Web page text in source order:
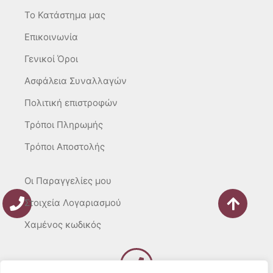
m
-
To Κατάστημα μας
Επικοινωνία
Γενικοί Όροι
Ασφάλεια Συναλλαγών
Πολιτική επιστροφών
Τρόποι Πληρωμής
Τρόποι Αποστολής
Οι Παραγγελίες μου
Στοιχεία Λογαριασμού
Χαμένος κωδικός